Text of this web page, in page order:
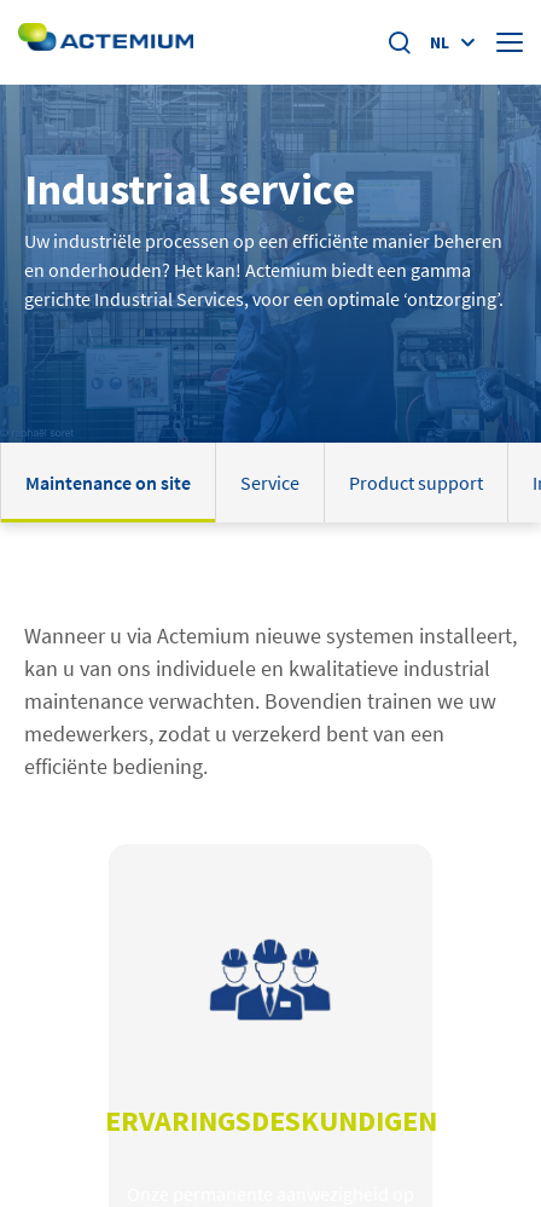
Over ons
Marktsegmenten
Specific offers
Home
Werken bij Actemium
facebooklinkedinyoutube
Search
for:
NL
Industrial service
Uw industriële processen op een efficiënte manier beheren
en onderhouden? Het kan! Actemium biedt een gamma
gerichte Industrial Services, voor een optimale ‘ontzorging’.
Maintenance on site Service Product support
Wanneer u via Actemium nieuwe systemen installeert,
kan u van ons individuele en kwalitatieve industrial
maintenance verwachten. Bovendien trainen we uw
medewerkers, zodat u verzekerd bent van een
efficiënte bediening.
ERVARINGSDESKUNDIGEN